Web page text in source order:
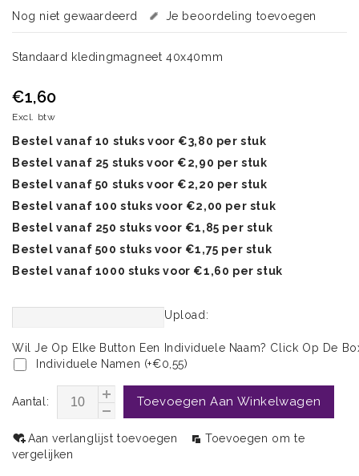
Nog niet gewaardeerd Je beoordeling toevoegen
Standaard kledingmagneet 40x40mm
€1,60
Excl. btw
Bestel vanaf 10 stuks voor €3,80 per stuk
Bestel vanaf 25 stuks voor €2,90 per stuk
Bestel vanaf 50 stuks voor €2,20 per stuk
Bestel vanaf 100 stuks voor €2,00 per stuk
Bestel vanaf 250 stuks voor €1,85 per stuk
Bestel vanaf 500 stuks voor €1,75 per stuk
Bestel vanaf 1000 stuks voor €1,60 per stuk
Upload:
Wil Je Op Elke Button Een Individuele Naam? Click Op De
Individuele Namen (+€0,55)
Aantal: Toevoegen Aan Winkelwagen
Aan verlanglijst toevoegen
Toevoegen om te
vergelijken